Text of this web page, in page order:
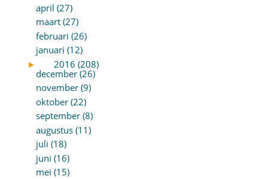
april (27)
maart (27)
februari (26)
januari (12)
►
2016 (208)
december (26)
november (9)
oktober (22)
september (8)
augustus (11)
juli (18)
juni (16)
mei (15)